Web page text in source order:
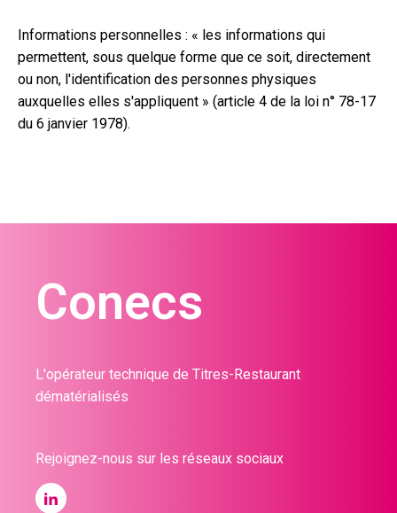
Informations personnelles : « les informations qui
permettent, sous quelque forme que ce soit, directement
ou non, l'identification des personnes physiques
auxquelles elles s'appliquent » (article 4 de la loi n° 78-17
du 6 janvier 1978).
Conecs
L'opérateur technique de Titres-Restaurant
dématérialisés
Rejoignez-nous sur les réseaux sociaux